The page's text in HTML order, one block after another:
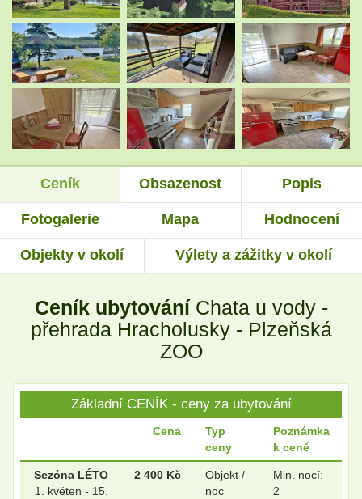
Ceník Obsazenost Popis
Fotogalerie Mapa Hodnocení
Objekty v okolí Výlety a zážitky v okolí
Ceník ubytování Chata u vody -
přehrada Hracholusky - Plzeňská
ZOO
Základní CENÍK - ceny za ubytování
Cena
Typ
ceny
Poznámka
k ceně
Sezóna LÉTO
1. květen - 15.
2 400 Kč
Objekt /
noc
Min. nocí:
2